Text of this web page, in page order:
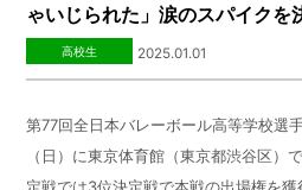
ゃいじられた」涙のスパイクを
高校生 2025.01.01
第77回全日本バレーボール高等学校選
（日）に東京体育館（東京都渋谷区）